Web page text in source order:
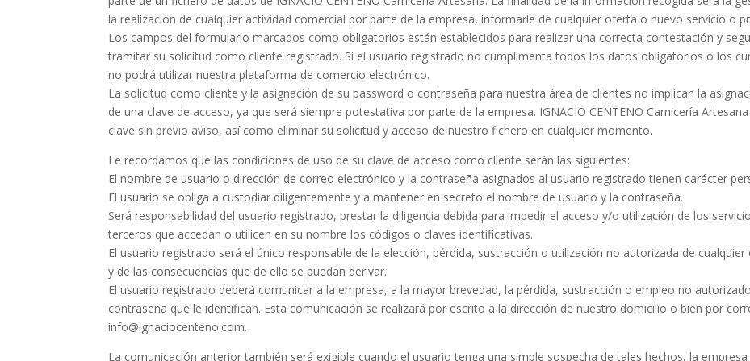
la realización de cualquier actividad comercial por parte de la empresa, informarle de cualquier oferta o nuevo servicio o
Los campos del formulario marcados como obligatorios están establecidos para realizar una correcta contestación y
tramitar su solicitud como cliente registrado. Si el usuario registrado no cumplimenta todos los datos obligatorios o los
no podrá utilizar nuestra plataforma de comercio electrónico.
La solicitud como cliente y la asignación de su password o contraseña para nuestra área de clientes no implican la
de una clave de acceso, ya que será siempre potestativa por parte de la empresa. IGNACIO CENTENO Carnicería
clave sin previo aviso, así como eliminar su solicitud y acceso de nuestro fichero en cualquier momento.
Le recordamos que las condiciones de uso de su clave de acceso como cliente serán las siguientes:
El nombre de usuario o dirección de correo electrónico y la contraseña asignados al usuario registrado tienen carácter
El usuario se obliga a custodiar diligentemente y a mantener en secreto el nombre de usuario y la contraseña.
Será responsabilidad del usuario registrado, prestar la diligencia debida para impedir el acceso y/o utilización de los
terceros que accedan o utilicen en su nombre los códigos o claves identificativas.
El usuario registrado será el único responsable de la elección, pérdida, sustracción o utilización no autorizada de
y de las consecuencias que de ello se puedan derivar.
El usuario registrado deberá comunicar a la empresa, a la mayor brevedad, la pérdida, sustracción o empleo no
contraseña que le identifican. Esta comunicación se realizará por escrito a la dirección de nuestro domicilio o bien por
info@ignaciocenteno.com.
La comunicación anterior también será exigible cuando el usuario tenga una simple sospecha de tales hechos, la